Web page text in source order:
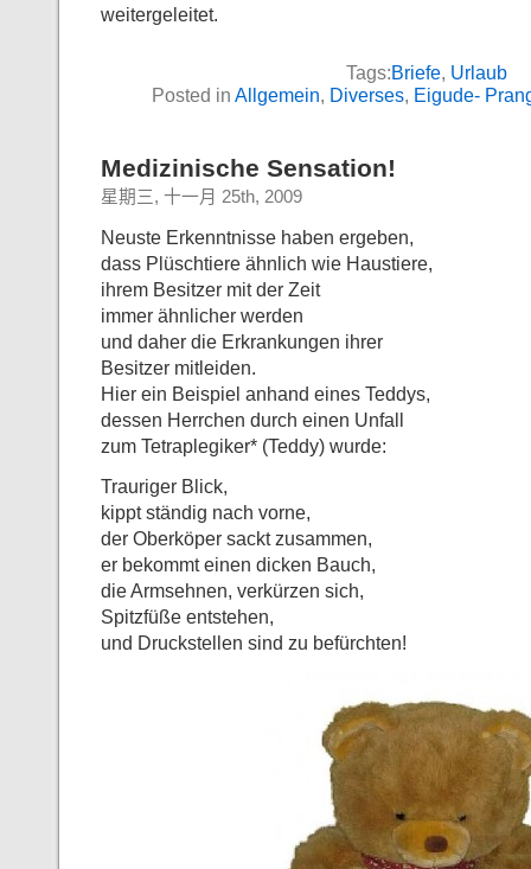
weitergeleitet.
Tags:Briefe, Urlaub
Posted in Allgemein, Diverses, Eigude-
Medizinische Sensation!
星期三, 十一月 25th, 2009
Neuste Erkenntnisse haben ergeben,
dass Plüschtiere ähnlich wie Haustiere,
ihrem Besitzer mit der Zeit
immer ähnlicher werden
und daher die Erkrankungen ihrer
Besitzer mitleiden.
Hier ein Beispiel anhand eines Teddys,
dessen Herrchen durch einen Unfall
zum Tetraplegiker* (Teddy) wurde:
Trauriger Blick,
kippt ständig nach vorne,
der Oberköper sackt zusammen,
er bekommt einen dicken Bauch,
die Armsehnen, verkürzen sich,
Spitzfüße entstehen,
und Druckstellen sind zu befürchten!